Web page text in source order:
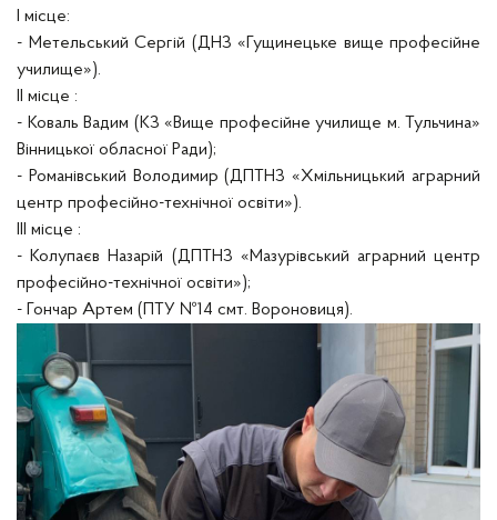
І місце:
- Метельський Сергій (ДНЗ «Гущинецьке вище професійне
училище»).
ІІ місце :
- Коваль Вадим (КЗ «Вище професійне училище м. Тульчина»
Вінницької обласної Ради);
- Романівський Володимир (ДПТНЗ «Хмільницький аграрний
центр професійно-технічної освіти»).
ІІІ місце :
- Колупаєв Назарій (ДПТНЗ «Мазурівський аграрний центр
професійно-технічної освіти»);
- Гончар Артем (ПТУ №14 смт. Вороновиця).